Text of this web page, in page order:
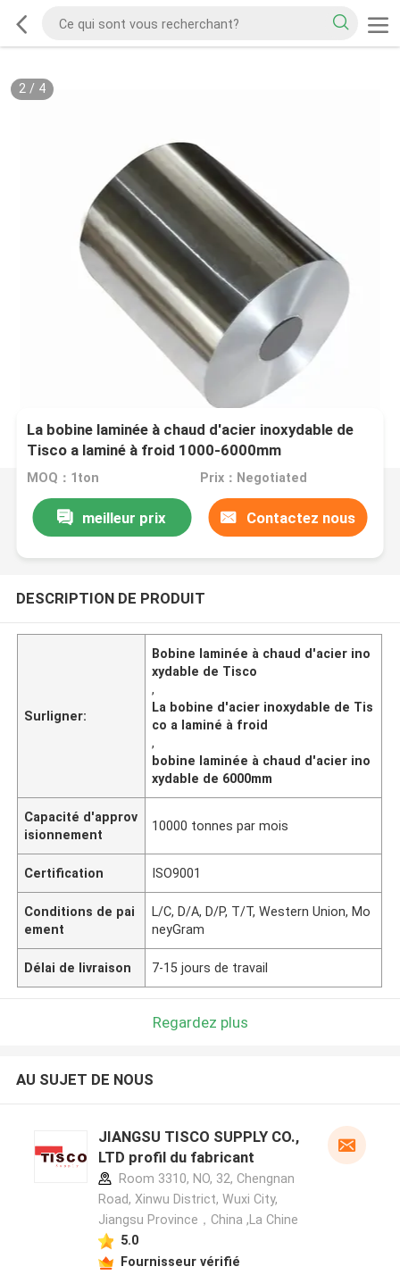
2/ 4
La bobine laminée à chaud d'acier inoxydable de
Tisco a laminé à froid 1000-6000mm
MOQ：1ton Prix：Negotiated
meilleur prix Contactez nous
DESCRIPTION DE PRODUIT
Surligner:
Bobine laminée à chaud d'acier ino
xydable de Tisco
,
La bobine d'acier inoxydable de Tis
co a laminé à froid
,
bobine laminée à chaud d'acier ino
xydable de 6000mm
Capacité d'approv
isionnement
10000 tonnes par mois
Certification ISO9001
Conditions de pai
ement
L/C, D/A, D/P, T/T, Western Union, Mo
neyGram
Délai de livraison 7-15 jours de travail
Regardez plus
AU SUJET DE NOUS
JIANGSU TISCO SUPPLY CO.,
LTD profil du fabricant
Room 3310, NO, 32, Chengnan
Road, Xinwu District, Wuxi City,
Jiangsu Province，China ,La Chine
5.0
Fournisseur vérifié